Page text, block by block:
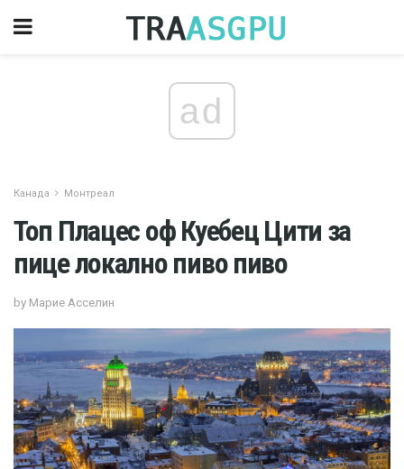
ad
Канада Монтреал
Топ Плацес оф Куебец Цити за
пице локално пиво пиво
by Марие Асселин